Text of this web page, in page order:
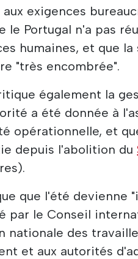
exigences
le Portugal n'a pas
humaines, et que
"très encombrée".
également la
a été donnée à
opérationnelle, et
depuis l'abolition du
que l'été devienne
par le Conseil
nationale des
et aux autorités